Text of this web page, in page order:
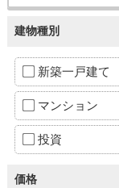
建物種別
新築一戸建て
マンション
投資
価格